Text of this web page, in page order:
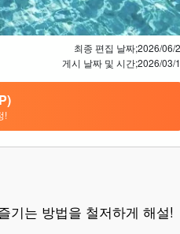
최종 편집 날짜;2026/06/
게시 날짜 및 시간;2026/03/
!
기는 방법을 철저하게 해설!